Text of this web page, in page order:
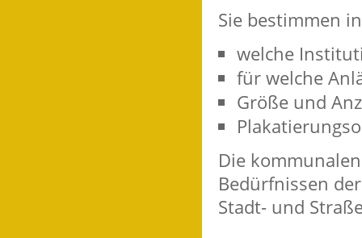
Sie bestimmen
welche
für welche
Größe und
Die
Bedürfnissen
Stadt- und